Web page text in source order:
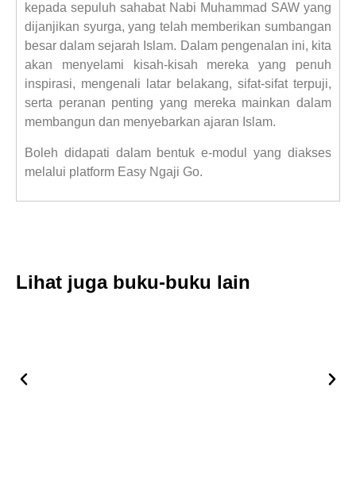
kepada sepuluh sahabat Nabi Muhammad SAW yang
dijanjikan syurga, yang telah memberikan sumbangan
besar dalam sejarah Islam. Dalam pengenalan ini, kita
akan menyelami kisah-kisah mereka yang penuh
inspirasi, mengenali latar belakang, sifat-sifat terpuji,
serta peranan penting yang mereka mainkan dalam
membangun dan menyebarkan ajaran Islam.
Boleh didapati dalam bentuk e-modul yang diakses
melalui platform Easy Ngaji Go.
Lihat juga buku-buku lain